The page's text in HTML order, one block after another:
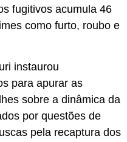
fugitivos acumula 46
como furto, roubo e
instaurou
para apurar as
sobre a dinâmica da
por questões de
pela recaptura dos